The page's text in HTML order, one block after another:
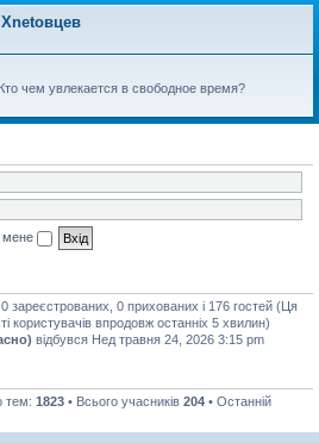
чем увлекается в свободное время?
мене
0 зареєстрованих, 0 прихованих і 176 гостей (Ця
користувачів впродовж останніх 5 хвилин)
відбувся Нед травня 24, 2026 3:15 pm
тем: 1823 • Всього учасників 204 • Останній